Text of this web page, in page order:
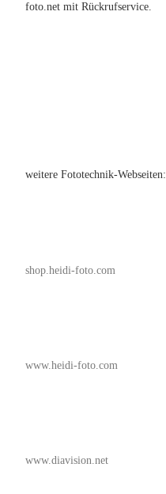
foto.net mit Rückrufservice.
weitere Fototechnik-Webseiten:
shop.heidi-foto.com
www.heidi-foto.com
www.diavision.net